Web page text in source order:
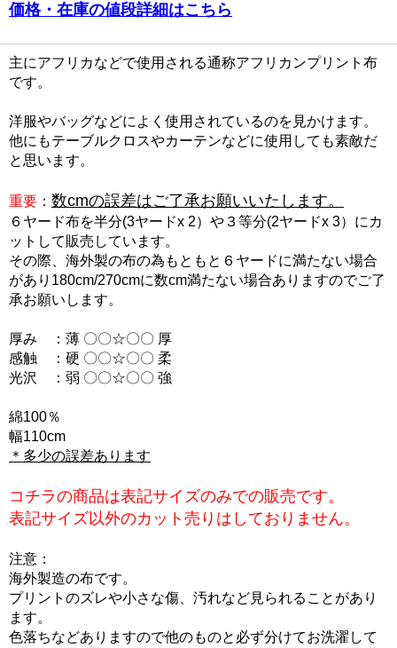
価格・在庫の値段詳細はこちら
主にアフリカなどで使用される通称アフリカンプリント布
です。
洋服やバッグなどによく使用されているのを見かけます。
他にもテーブルクロスやカーテンなどに使用しても素敵だ
と思います。
重要 ： 数cmの誤差はご了承お願いいたします。
６ヤード布を半分(3ヤードx 2）や３等分(2ヤードx 3）にカ
ットして販売しています。
その際、海外製の布の為もともと６ヤードに満たない場合
があり180cm/270cmに数cm満たない場合ありますのでご了
承お願いします。
厚み ：薄 〇〇☆〇〇 厚
感触 ：硬 〇〇☆〇〇 柔
光沢 ：弱 〇〇☆〇〇 強
綿100％
幅110cm
＊多少の誤差あります
コチラの商品は表記サイズのみでの販売です。
表記サイズ以外のカット売りはしておりません。
注意：
海外製造の布です。
プリントのズレや小さな傷、汚れなど見られることがあり
ます。
色落ちなどありますので他のものと必ず分けてお洗濯して